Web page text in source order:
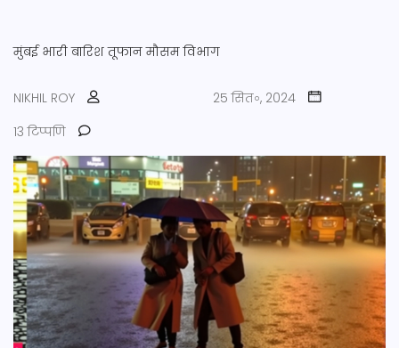
मुंबई भारी बारिश तूफान मौसम विभाग
NIKHIL ROY
25 सित॰, 2024
13 टिप्पणि